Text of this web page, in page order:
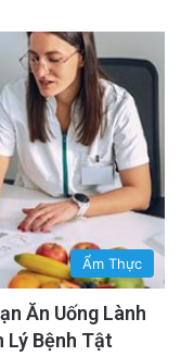
Ẩm Thực
Ăn Uống Lành
Lý Bệnh Tật